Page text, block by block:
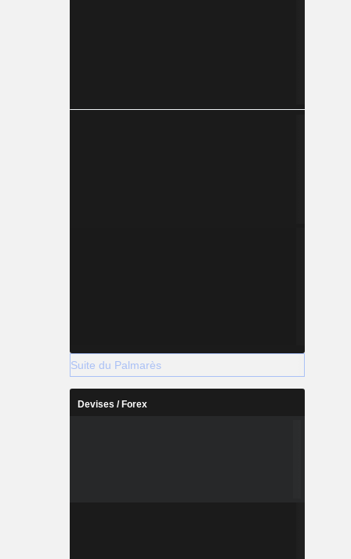
Suite du Palmarès
Devises / Forex